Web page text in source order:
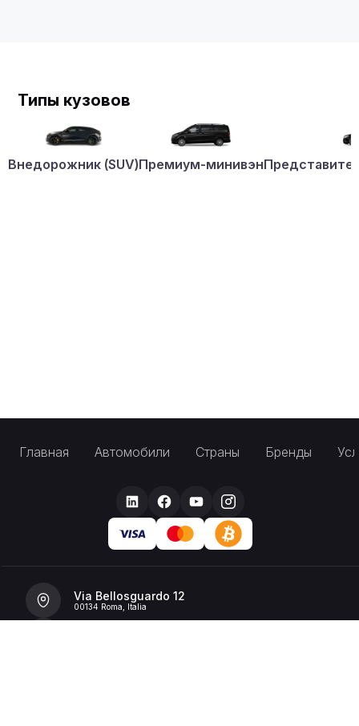
Типы кузовов
Внедорожник (SUV)Премиум-минивэн
Главная Автомобили Страны Бренды
Via Bellosguardo 12
00134 Roma, Italia